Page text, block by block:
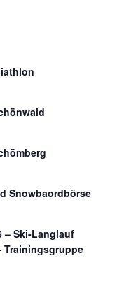
Snowbaordbörse
– Ski-Langlauf
Trainingsgruppe